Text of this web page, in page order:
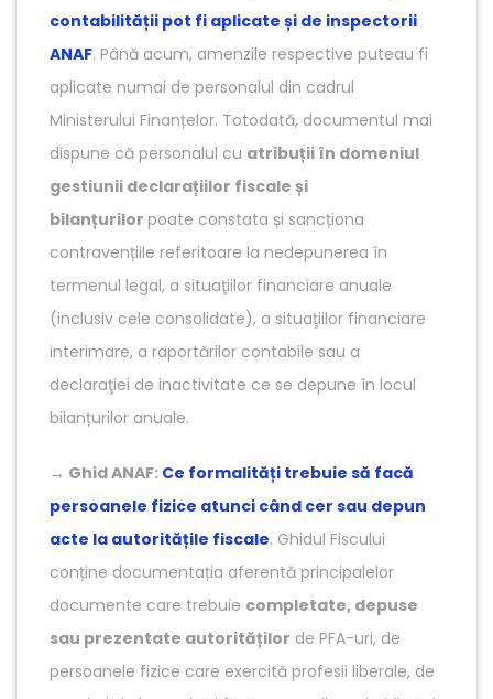
contabilității pot fi aplicate și de inspectorii
ANAF. Până acum, amenzile respective puteau fi
aplicate numai de personalul din cadrul
Ministerului Finanțelor. Totodată, documentul mai
dispune că personalul cu atribuții în domeniul
gestiunii declarațiilor fiscale și
bilanțurilor poate constata și sancționa
contravențiile referitoare la nedepunerea în
termenul legal, a situaţiilor financiare anuale
(inclusiv cele consolidate), a situaţiilor financiare
interimare, a raportărilor contabile sau a
declaraţiei de inactivitate ce se depune în locul
bilanțurilor anuale.
→ Ghid ANAF: Ce formalități trebuie să facă
persoanele fizice atunci când cer sau depun
acte la autoritățile fiscale. Ghidul Fiscului
conține documentația aferentă principalelor
documente care trebuie completate, depuse
sau prezentate autorităților de PFA-uri, de
persoanele fizice care exercită profesii liberale, de